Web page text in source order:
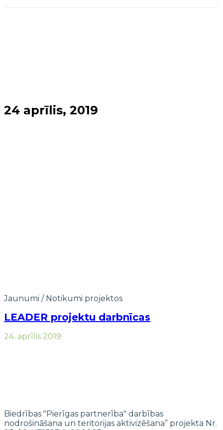
24 aprīlis, 2019
Jaunumi / Notikumi projektos
LEADER projektu darbnīcas
24. aprīlis 2019
Biedrības "Pierīgas partnerība" darbības
nodrošināšana un teritorijas aktivizēšana” projekta Nr.